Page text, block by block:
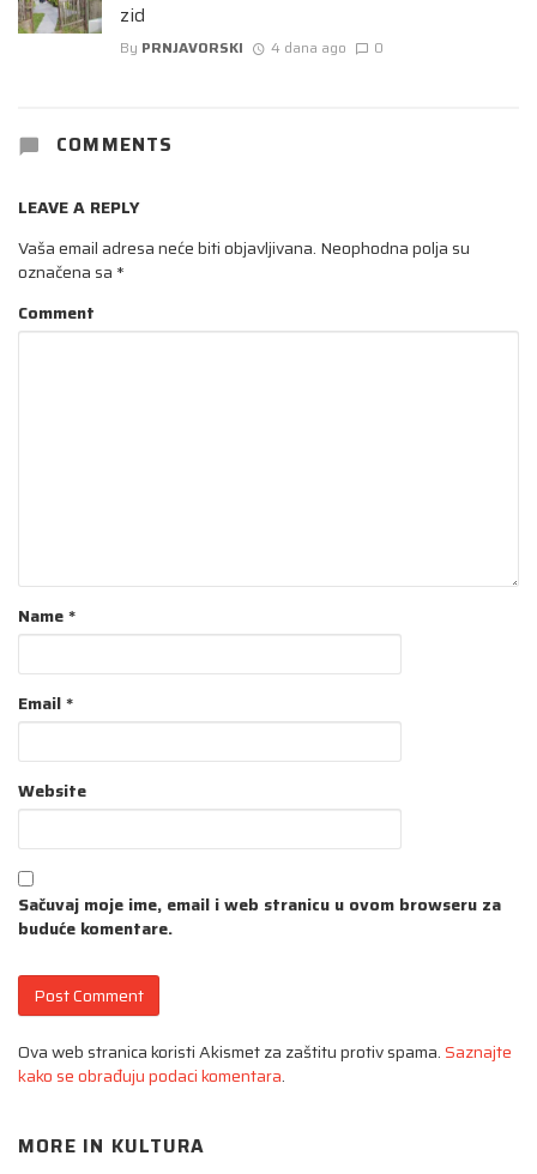
zid
By PRNJAVORSKI 4 dana ago 0
COMMENTS
LEAVE A REPLY
Vaša email adresa neće biti objavljivana. Neophodna polja su
označena sa *
Comment
Name*
Email*
Website
Sačuvaj moje ime, email i web stranicu u ovom browseru za
buduće komentare.
Ova web stranica koristi Akismet za zaštitu protiv spama.Saznajte
kako se obrađuju podaci komentara.
MORE IN KULTURA